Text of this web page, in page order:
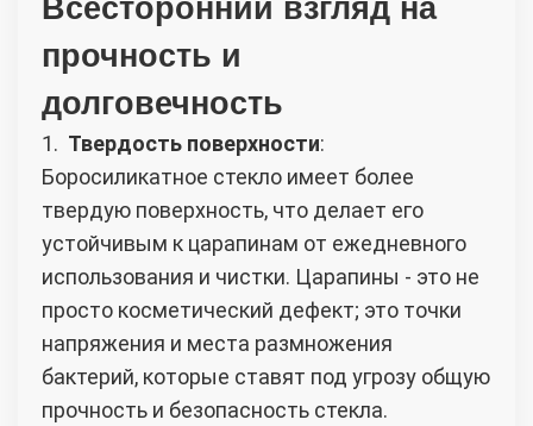
Всесторонний взгляд на
прочность и
долговечность
1. Твердость поверхности:
Боросиликатное стекло имеет более
твердую поверхность, что делает его
устойчивым к царапинам от ежедневного
использования и чистки. Царапины - это не
просто косметический дефект; это точки
напряжения и места размножения
бактерий, которые ставят под угрозу общую
прочность и безопасность стекла.